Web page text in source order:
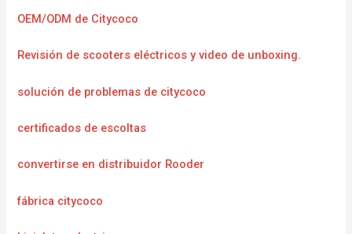
OEM/ODM de Citycoco
Revisión de scooters eléctricos y video de unboxing.
solución de problemas de citycoco
certificados de escoltas
convertirse en distribuidor Rooder
fábrica citycoco